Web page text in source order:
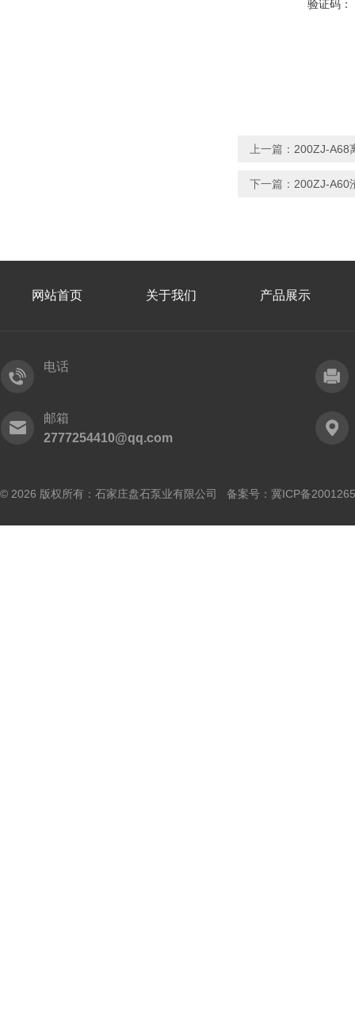
验证码：
上一篇： 200ZJ-A68
下一篇： 200ZJ-A60
网站首页 关于我们 产品展示
电话
邮箱
2777254410@qq.com
© 2026 版权所有：石家庄盘石泵业有限公司 备案号： 冀ICP备